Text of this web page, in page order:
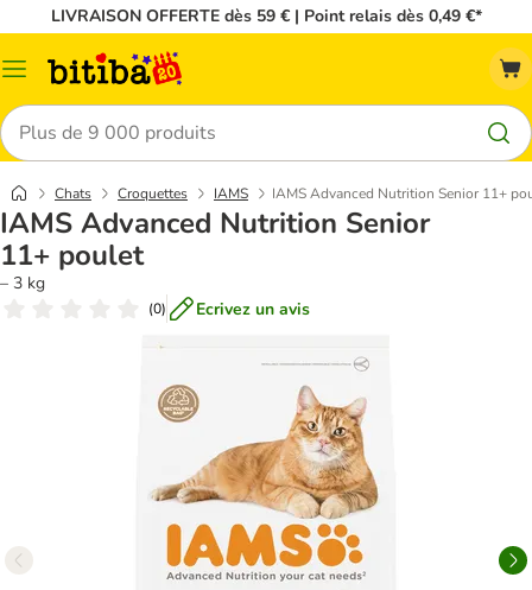
LIVRAISON OFFERTE dès 59 € | Point relais dès 0,49 €*
Menu
Rechercher
Chats Croquettes IAMS IAMS Advanced Nutrition Senior 11+
IAMS Advanced Nutrition Senior
11+ poulet
– 3 kg
(0) Ecrivez un avis